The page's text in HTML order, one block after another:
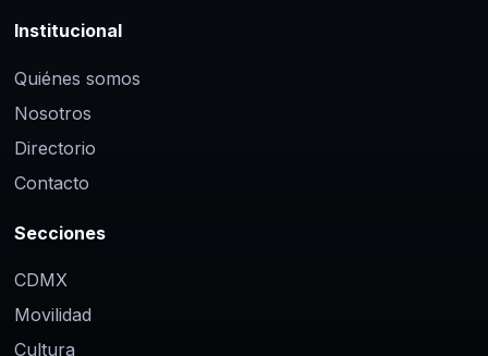
Institucional
Quiénes somos
Nosotros
Directorio
Contacto
Secciones
CDMX
Movilidad
Cultura